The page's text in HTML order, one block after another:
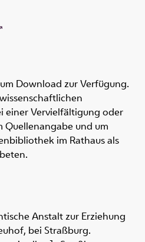
Download zur Verfügung.
einer Vervielfältigung oder
Quellenangabe und um
im Rathaus als
Anstalt zur Erziehung
bei Straßburg.